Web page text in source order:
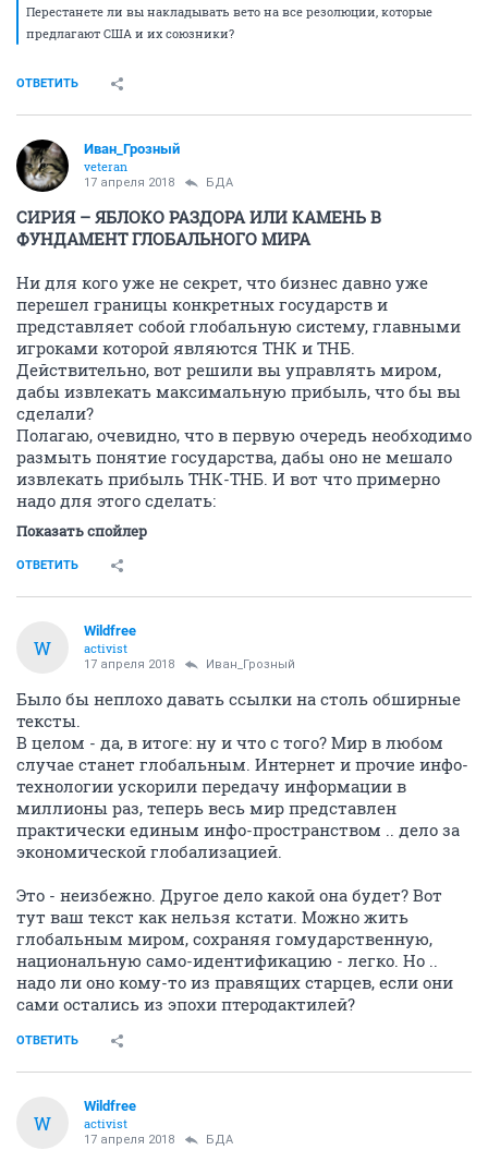
Перестанете ли вы накладывать вето на все резолюции, которые
предлагают США и их союзники?
ОТВЕТИТЬ
Иван_Грозный
veteran
17 апреля 2018 БДА
СИРИЯ – ЯБЛОКО РАЗДОРА ИЛИ КАМЕНЬ В
ФУНДАМЕНТ ГЛОБАЛЬНОГО МИРА
Ни для кого уже не секрет, что бизнес давно уже
перешел границы конкретных государств и
представляет собой глобальную систему, главными
игроками которой являются ТНК и ТНБ.
Действительно, вот решили вы управлять миром,
дабы извлекать максимальную прибыль, что бы вы
сделали?
Полагаю, очевидно, что в первую очередь необходимо
размыть понятие государства, дабы оно не мешало
извлекать прибыль ТНК-ТНБ. И вот что примерно
надо для этого сделать:
Показать спойлер
ОТВЕТИТЬ
W
Wildfree
activist
17 апреля 2018 Иван_Грозный
Было бы неплохо давать ссылки на столь обширные
тексты.
В целом - да, в итоге: ну и что с того? Мир в любом
случае станет глобальным. Интернет и прочие инфо-
технологии ускорили передачу информации в
миллионы раз, теперь весь мир представлен
практически единым инфо-пространством .. дело за
экономической глобализацией.
Это - неизбежно. Другое дело какой она будет? Вот
тут ваш текст как нельзя кстати. Можно жить
глобальным миром, сохраняя гомударственную,
национальную само-идентификацию - легко. Но ..
надо ли оно кому-то из правящих старцев, если они
сами остались из эпохи птеродактилей?
ОТВЕТИТЬ
W
Wildfree
activist
17 апреля 2018 БДА